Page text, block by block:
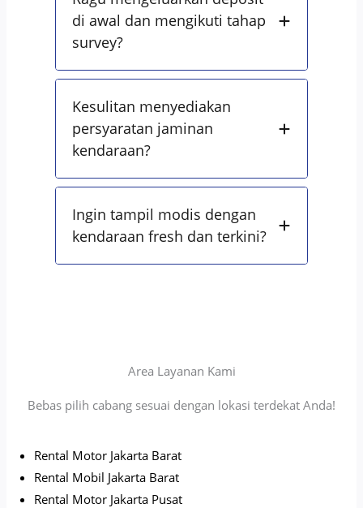
di awal dan mengikuti tahap
survey?
Kesulitan menyediakan
persyaratan jaminan
kendaraan?
Ingin tampil modis dengan
kendaraan fresh dan terkini?
Area Layanan Kami
Bebas pilih cabang sesuai dengan lokasi terdekat Anda!
Rental Motor Jakarta Barat
Rental Mobil Jakarta Barat
Rental Motor Jakarta Pusat